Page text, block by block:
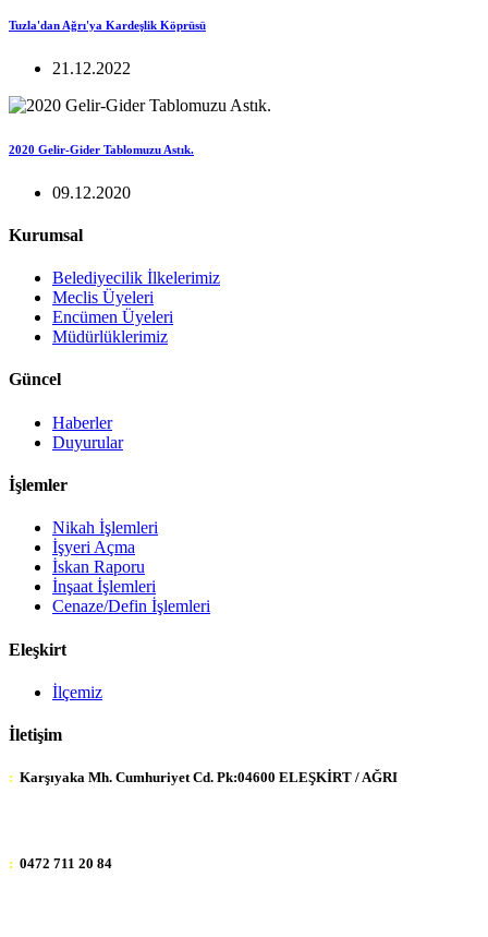
Tuzla'dan Ağrı'ya Kardeşlik Köprüsü
21.12.2022
2020 Gelir-Gider Tablomuzu Astık.
09.12.2020
Kurumsal
Belediyecilik İlkelerimiz
Meclis Üyeleri
Encümen Üyeleri
Müdürlüklerimiz
Güncel
Haberler
Duyurular
İşlemler
Nikah İşlemleri
İşyeri Açma
İskan Raporu
İnşaat İşlemleri
Cenaze/Defin İşlemleri
Eleşkirt
İlçemiz
İletişim
: Karşıyaka Mh. Cumhuriyet Cd. Pk:04600 ELEŞKİRT / AĞRI
: 0472 711 20 84